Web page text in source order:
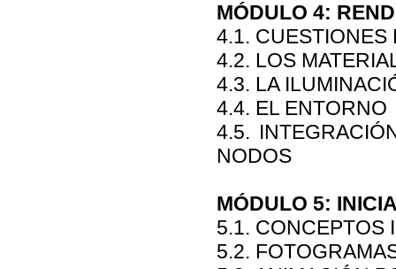
MÓDULO 4:
4.1. CUESTIONES
4.2. LOS
4.3. LA
4.4. EL ENTORNO
4.5.
NODOS
MÓDULO 5:
5.1. CONCEPTOS
5.2.